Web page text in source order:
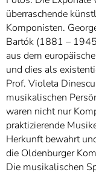
überraschende
Komponisten.
Bartók (1881 –
aus dem
und dies als
Prof. Violeta
musikalischen
waren nicht nur
praktizierende
Herkunft bewahrt
die Oldenburger
Die musikalischen